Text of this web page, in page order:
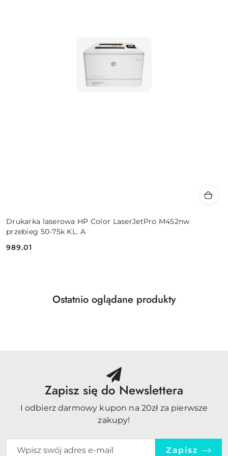
Drukarka laserowa HP Color LaserJetPro M452nw
przebieg 50-75k KL. A
Cena:
989.01
Pomiń karuzelę produktów
Produkty
Ostatnio oglądane produkty
Zapisz się do Newslettera
I odbierz darmowy kupon na 20zł za pierwsze
zakupy!
Zapisz